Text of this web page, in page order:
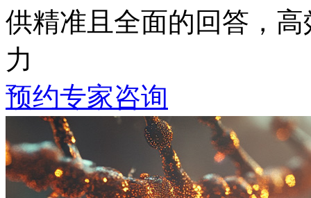
供精准且全面的回答
力
预约专家咨询